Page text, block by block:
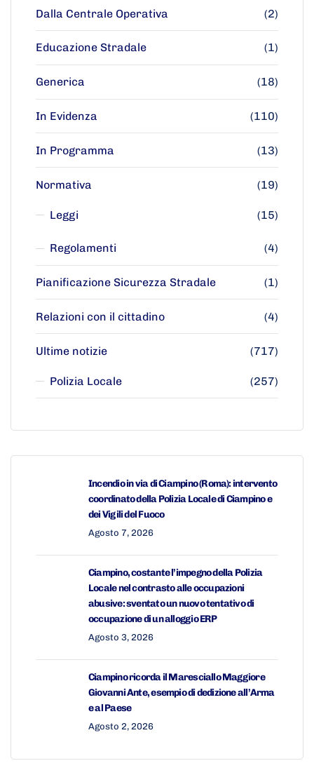
Dalla Centrale Operativa (2)
Educazione Stradale (1)
Generica (18)
In Evidenza (110)
In Programma (13)
Normativa (19)
Leggi (15)
Regolamenti (4)
Pianificazione Sicurezza Stradale (1)
Relazioni con il cittadino (4)
Ultime notizie (717)
Polizia Locale (257)
Incendio in via di Ciampino (Roma): intervento
coordinato della Polizia Locale di Ciampino e
dei Vigili del Fuoco
Agosto 7, 2026
Ciampino, costante l’impegno della Polizia
Locale nel contrasto alle occupazioni
abusive: sventato un nuovo tentativo di
occupazione di un alloggio ERP
Agosto 3, 2026
Ciampino ricorda il Maresciallo Maggiore
Giovanni Ante, esempio di dedizione all’Arma
e al Paese
Agosto 2, 2026